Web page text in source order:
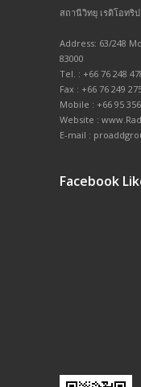
สถานีวิทยุ เรดิโอทริ
Address: 63/248
83000
Tel. : +66 76 248
Fax : +66 76 249
Mobile : +66 95
Website :
E-mail :
Facebook